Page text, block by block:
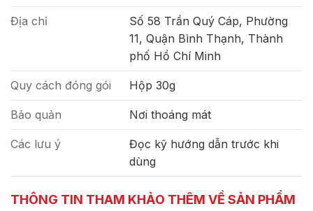
Địa chỉ
Số 58 Trần Quý Cáp, Phường
11, Quận Bình Thạnh, Thành
phố Hồ Chí Minh
Quy cách đóng gói Hộp 30g
Bảo quản Nơi thoáng mát
Các lưu ý
Đọc kỹ hướng dẫn trước khi
dùng
THÔNG TIN THAM KHẢO THÊM VỀ SẢN PHẨM